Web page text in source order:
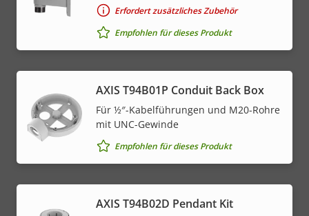
Erfordert zusätzliches Zubehör
Empfohlen für dieses Produkt
AXIS T94B01P Conduit Back Box
Für ½″-Kabelführungen und M20-Rohre
mit UNC-Gewinde
Empfohlen für dieses Produkt
AXIS T94B02D Pendant Kit